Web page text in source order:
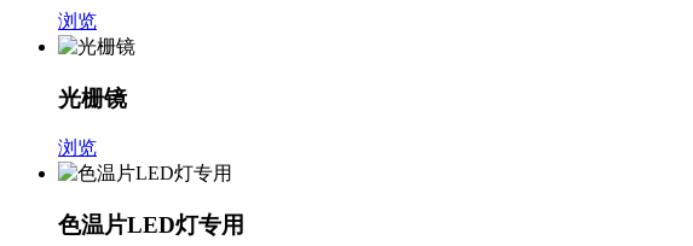
浏览
光栅镜
浏览
色温片LED灯专用